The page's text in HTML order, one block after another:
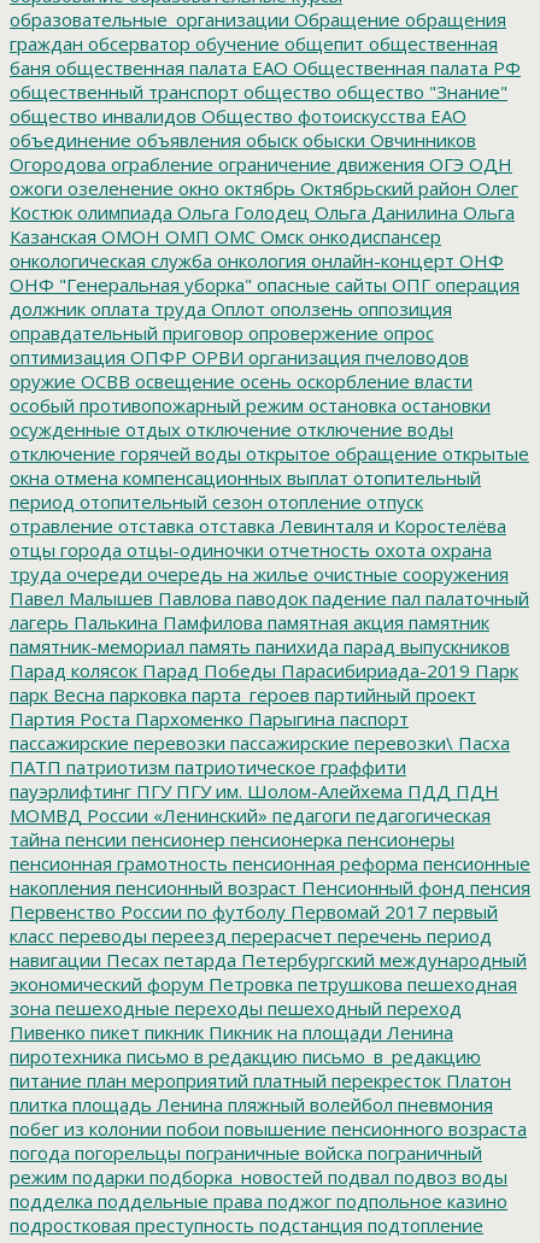
образовательные_организации Обращение обращения
граждан обсерватор обучение общепит общественная
баня общественная палата ЕАО Общественная палата РФ
общественный транспорт общество общество "Знание"
общество инвалидов Общество фотоискусства ЕАО
объединение объявления обыск обыски Овчинников
Огородова ограбление ограничение движения ОГЭ ОДН
ожоги озеленение окно октябрь Октябрьский район Олег
Костюк олимпиада Ольга Голодец Ольга Данилина Ольга
Казанская ОМОН ОМП ОМС Омск онкодиспансер
онкологическая служба онкология онлайн-концерт ОНФ
ОНФ "Генеральная уборка" опасные сайты ОПГ операция
должник оплата труда Оплот оползень оппозиция
оправдательный приговор опровержение опрос
оптимизация ОПФР ОРВИ организация пчеловодов
оружие ОСВВ освещение осень оскорбление власти
особый противопожарный режим остановка остановки
осужденные отдых отключение отключение воды
отключение горячей воды открытое обращение открытые
окна отмена компенсационных выплат отопительный
период отопительный сезон отопление отпуск
отравление отставка отставка Левинталя и Коростелёва
отцы города отцы-одиночки отчетность охота охрана
труда очереди очередь на жилье очистные сооружения
Павел Малышев Павлова паводок падение пал палаточный
лагерь Палькина Памфилова памятная акция памятник
памятник-мемориал память панихида парад выпускников
Парад колясок Парад Победы Парасибириада-2019 Парк
парк Весна парковка парта_героев партийный проект
Партия Роста Пархоменко Парыгина паспорт
пассажирские перевозки пассажирские перевозки\ Пасха
ПАТП патриотизм патриотическое граффити
пауэрлифтинг ПГУПГУ им. Шолом-Алейхема ПДД ПДН
МОМВД России «Ленинский» педагоги педагогическая
тайна пенсии пенсионер пенсионерка пенсионеры
пенсионная грамотность пенсионная реформа пенсионные
накопления пенсионный возраст Пенсионный фонд пенсия
Первенство России по футболу Первомай 2017 первый
класс переводы переезд перерасчет перечень период
навигации Песах петарда Петербургский международный
экономический форум Петровка петрушкова пешеходная
зона пешеходные переходы пешеходный переход
Пивенко пикет пикник Пикник на площади Ленина
пиротехника письмо в редакцию письмо_в_редакцию
питание план мероприятий платный перекресток Платон
плитка площадь Ленина пляжный волейбол пневмония
побег из колонии побои повышение пенсионного возраста
погода погорельцы пограничные войска пограничный
режим подарки подборка_новостей подвал подвоз воды
подделка поддельные права поджог подпольное казино
подростковая преступность подстанция подтопление